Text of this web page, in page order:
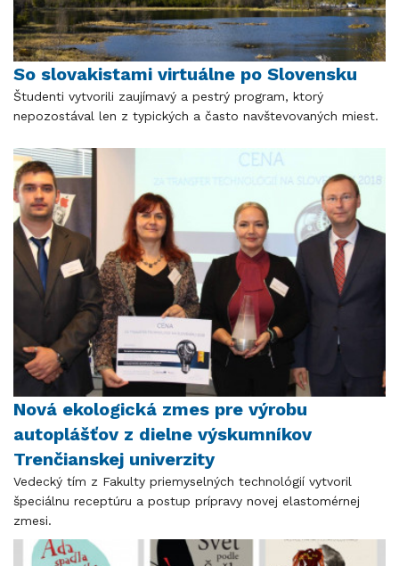
So slovakistami virtuálne po Slovensku
Študenti vytvorili zaujímavý a pestrý program, ktorý
nepozostával len z typických a často navštevovaných miest.
Nová ekologická zmes pre výrobu
autoplášťov z dielne výskumníkov
Trenčianskej univerzity
Vedecký tím z Fakulty priemyselných technológií vytvoril
špeciálnu receptúru a postup prípravy novej elastomérnej
zmesi.